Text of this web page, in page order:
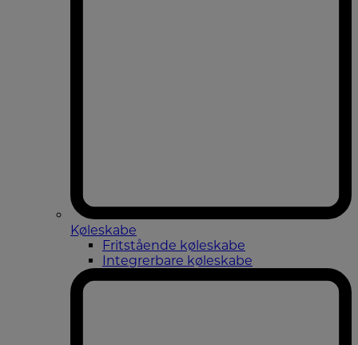
Køleskabe
Fritstående køleskabe
Integrerbare køleskabe